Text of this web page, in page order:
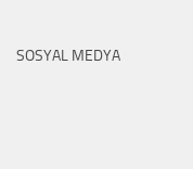
SOSYAL MEDYA